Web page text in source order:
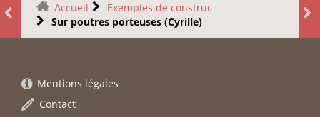
Accueil
Exemples de construc
Sur poutres porteuses (Cyrille)
Mentions légales
Contact